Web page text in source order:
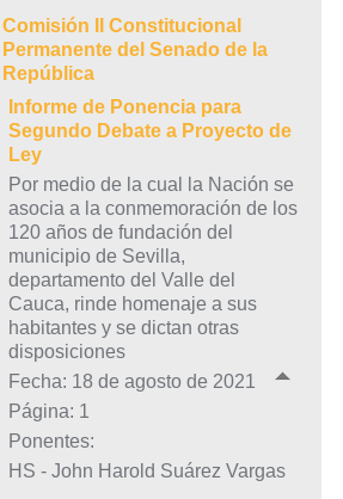
Comisión II Constitucional
Permanente del Senado de la
República
Informe de Ponencia para
Segundo Debate a Proyecto de
Ley
Por medio de la cual la Nación se
asocia a la conmemoración de los
120 años de fundación del
municipio de Sevilla,
departamento del Valle del
Cauca, rinde homenaje a sus
habitantes y se dictan otras
disposiciones
Fecha: 18 de agosto de 2021
Página: 1
Ponentes:
HS - John Harold Suárez Vargas